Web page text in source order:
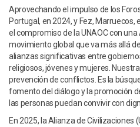
Aprovechando el impulso de los
Portugal, en 2024, y Fez, Marruecos,
el compromiso de la UNAOC con
movimiento global que va más allá
alianzas significativas entre
religiosos, jóvenes y mujeres.
prevención de conflictos. Es la
fomento del diálogo y la promoción
las personas puedan convivir con
En 2025, la Alianza de Civilizaciones